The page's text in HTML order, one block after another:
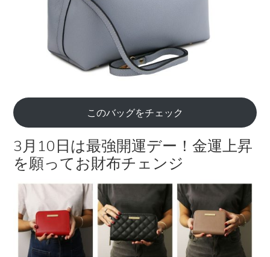
このバッグをチェック
3月10日は最強開運デー！金運上昇
を願ってお財布チェンジ